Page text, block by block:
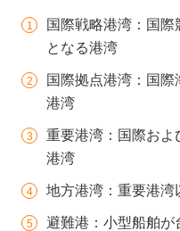
国際戦略港湾：国
となる港湾
国際拠点港湾：国
港湾
重要港湾：国際およ
港湾
地方港湾：重要港湾
避難港：小型船舶が